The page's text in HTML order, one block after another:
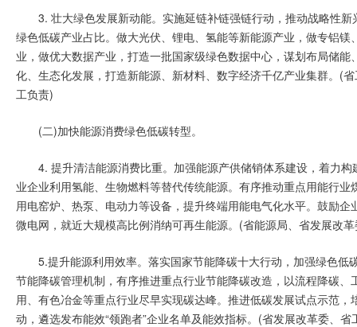
3. 壮大绿色发展新动能。实施延链补链强链行动，推动战略性
绿色低碳产业占比。做大光伏、锂电、氢能等新能源产业，做专铝
业，做优大数据产业，打造一批国家级绿色数据中心，谋划布局储
化、生态化发展，打造新能源、新材料、数字经济千亿产业集群。(
工负责)
(二)加快能源消费绿色低碳转型。
4. 提升清洁能源消费比重。加强能源产供储销体系建设，着力
业企业利用氢能、生物燃料等替代传统能源。有序推动重点用能行
用电窑炉、热泵、电动力等设备，提升终端用能电气化水平。鼓励
微电网，就近大规模高比例消纳可再生能源。(省能源局、省发展改
5.提升能源利用效率。落实国家节能降碳十大行动，加强绿色
节能降碳管理机制，有序推进重点行业节能降碳改造，以流程降碳
用、有色冶金等重点行业尽早实现碳达峰。推进低碳发展试点示范
动，遴选发布能效“领跑者”企业名单及能效指标。(省发展改革委、